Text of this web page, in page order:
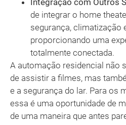
Integração com Outros
de integrar o home
segurança, climatização
proporcionando uma
totalmente conectada.
A automação residencial não
de assistir a filmes, mas
e a segurança do lar. Para os
essa é uma oportunidade de
de uma maneira que antes